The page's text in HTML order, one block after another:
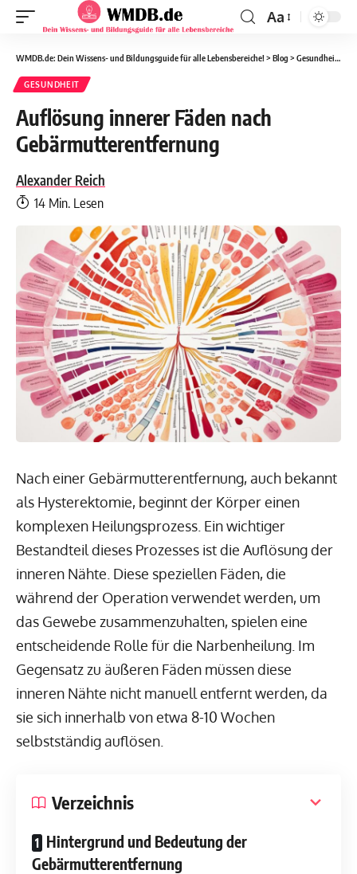
Aa
WMDB.de: Dein Wissens- und Bildungsguide für alle Lebensbereiche! > Blog > Gesundheit >
GESUNDHEIT
Auflösung innerer Fäden nach
Gebärmutterentfernung
Alexander Reich
14 Min. Lesen
Nach einer Gebärmutterentfernung, auch bekannt
als Hysterektomie, beginnt der Körper einen
komplexen Heilungsprozess. Ein wichtiger
Bestandteil dieses Prozesses ist die Auflösung der
inneren Nähte. Diese speziellen Fäden, die
während der Operation verwendet werden, um
das Gewebe zusammenzuhalten, spielen eine
entscheidende Rolle für die Narbenheilung. Im
Gegensatz zu äußeren Fäden müssen diese
inneren Nähte nicht manuell entfernt werden, da
sie sich innerhalb von etwa 8-10 Wochen
selbstständig auflösen.
Verzeichnis
Hintergrund und Bedeutung der
Gebärmutterentfernung